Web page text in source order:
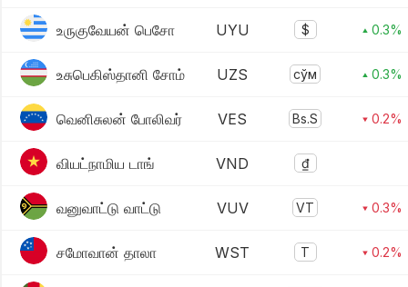
உருகுவேயன் பெசோ UYU $ ▴ 0.3%
உசுபெகிஸ்தானி சோம் UZS сўм ▴ 0.3%
வெனிசுலன் போலிவர் VES Bs.S ▾ 0.2%
வியட்நாமிய டாங் VND ₫
வனுவாட்டு வாட்டு VUV VT ▾ 0.3%
சமோவான் தாலா WST T ▾ 0.2%